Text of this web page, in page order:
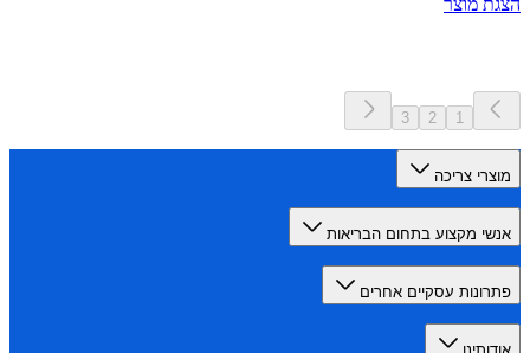
מוצר
1
צריכה
מקצוע בתחום הבריאות
עסקיים אחרים